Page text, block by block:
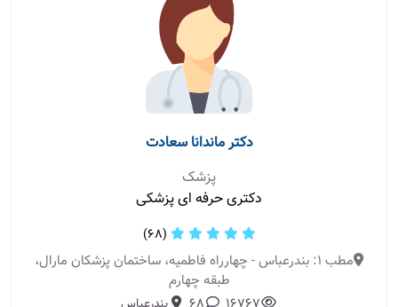
دکتر ماندانا سعادت
پزشک
دکتری حرفه ای پزشکی
(68)
مطب 1: بندرعباس - چهارراه فاطمیه، ساختمان پزشکان مارال،
طبقه چهارم